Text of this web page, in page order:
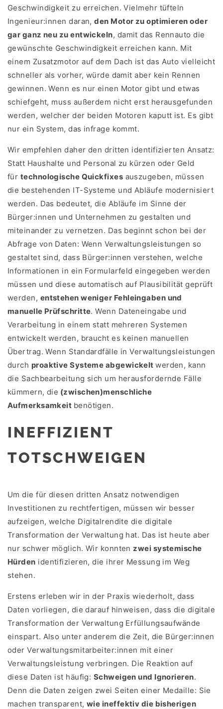
Geschwindigkeit zu erreichen. Vielmehr tüfteln
Ingenieur:innen daran,den Motor zu optimieren oder
gar ganz neu zu entwickeln, damit das Rennauto die
gewünschte Geschwindigkeit erreichen kann. Mit
einem Zusatzmotor auf dem Dach ist das Auto vielleicht
schneller als vorher, würde damit aber kein Rennen
gewinnen. Wenn es nur einen Motor gibt und etwas
schiefgeht, muss außerdem nicht erst herausgefunden
werden, welcher der beiden Motoren kaputt ist. Es gibt
nur ein System, das infrage kommt.
Wir empfehlen daher den dritten identifizierten Ansatz:
Statt Haushalte und Personal zu kürzen oder Geld
für technologische Quickfixes auszugeben, müssen
die bestehenden IT-Systeme und Abläufe modernisiert
werden. Das bedeutet, die Abläufe im Sinne der
Bürger:innen und Unternehmen zu gestalten und
miteinander zu vernetzen. Das beginnt schon bei der
Abfrage von Daten: Wenn Verwaltungsleistungen so
gestaltet sind, dass Bürger:innen verstehen, welche
Informationen in ein Formularfeld eingegeben werden
müssen und diese automatisch auf Plausibilität geprüft
werden, entstehen weniger Fehleingaben und
manuelle Prüfschritte. Wenn Dateneingabe und
Verarbeitung in einem statt mehreren Systemen
entwickelt werden, braucht es keinen manuellen
Übertrag. Wenn Standardfälle in Verwaltungsleistungen
durch proaktive Systeme abgewickeltwerden, kann
die Sachbearbeitung sich um herausfordernde Fälle
kümmern, die (zwischen)menschliche
Aufmerksamkeit benötigen.
INEFFIZIENT
TOTSCHWEIGEN
Um die für diesen dritten Ansatz notwendigen
Investitionen zu rechtfertigen, müssen wir besser
aufzeigen, welche Digitalrendite die digitale
Transformation der Verwaltung hat. Das ist heute aber
nur schwer möglich. Wir konntenzwei systemische
Hürden identifizieren, die ihrer Messung im Weg
stehen.
Erstens erleben wir in der Praxis wiederholt, dass
Daten vorliegen, die darauf hinweisen, dass die digitale
Transformation der Verwaltung Erfüllungsaufwände
einspart. Also unter anderem die Zeit, die Bürger:innen
oder Verwaltungsmitarbeiter:innen mit einer
Verwaltungsleistung verbringen. Die Reaktion auf
diese Daten ist häufig: Schweigen und Ignorieren.
Denn die Daten zeigen zwei Seiten einer Medaille: Sie
machen transparent, wie ineffektiv die bisherigen